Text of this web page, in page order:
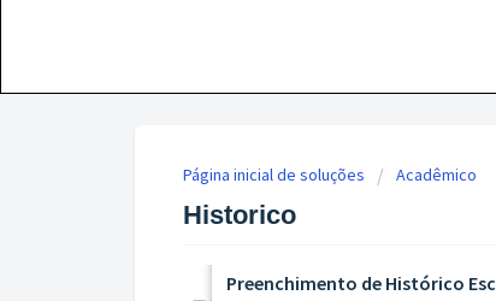
Página inicial de soluções Acadêmico
Historico
Preenchimento de Histórico